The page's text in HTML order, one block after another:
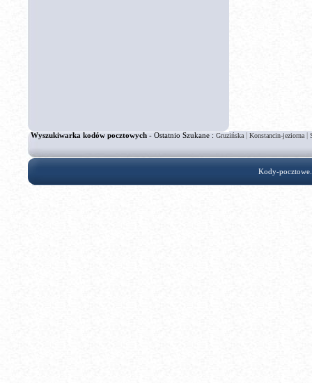
Wyszukiwarka kodów pocztowych- Ostatnio Szukane :Gruzińska | Konstancin-jeziorna |
Kody-